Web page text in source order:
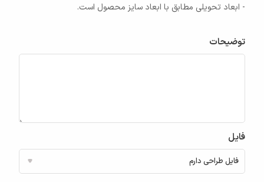
- ابعاد تحویلی مطابق با ابعاد سایز محصول است.
توضیحات
فایل